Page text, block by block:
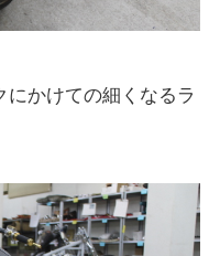
にかけての細くなるラ